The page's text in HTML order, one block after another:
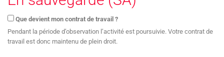
Que devient mon contrat de travail ?
Pendant la période d’observation l’activité est poursuivie. Votre contrat de
travail est donc maintenu de plein droit.